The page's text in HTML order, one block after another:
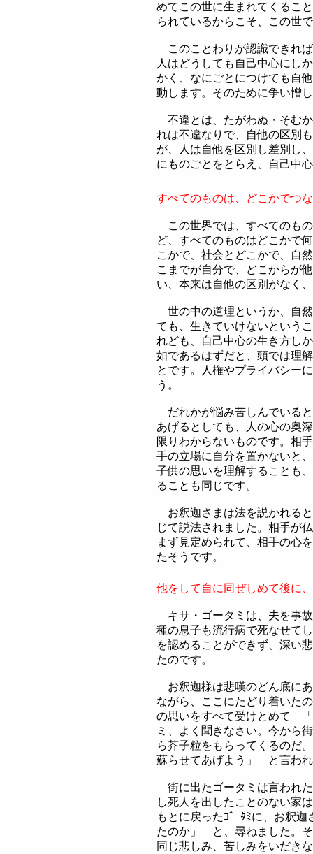
めてこの世に生まれてくるこ
られているからこそ、この世
このことわりが認識できれ
人はどうしても自己中心にし
かく、なにごとにつけても自
動します。そのために争い憎
不違とは、たがわぬ・そむ
れは不違なりで、自他の区別
が、人は自他を区別し差別し
にものごとをとらえ、自己中
すべてのものは、どこかでつ
この世界では、すべてのも
ど、すべてのものはどこかで
こかで、社会とどこかで、自
こまでが自分で、どこからが
い、本来は自他の区別がなく
世の中の道理というか、自
ても、生きていけないという
れども、自己中心の生き方し
如であるはずだと、頭では理
とです。人権やプライバシー
う。
だれかが悩み苦しんでいる
あげるとしても、人の心の奥
限りわからないものです。相
手の立場に自分を置かないと
子供の思いを理解することも
ることも同じです。
お釈迦さまは法を説かれる
じて説法されました。相手が
まず見定められて、相手の心
たそうです。
他をして自に同ぜしめて後に
キサ・ゴータミは、夫を事
種の息子も流行病で死なせて
を認めることができず、深い
たのです。
お釈迦様は悲嘆のどん底に
ながら、ここにたどり着いた
の思いをすべて受けとめて
ミ、よく聞きなさい。今から
ら芥子粒をもらってくるのだ
蘇らせてあげよう」 と言わ
街に出たゴータミは言われ
し死人を出したことのない家
もとに戻ったｺﾞｰﾀﾐに、お釈
たのか」 と、尋ねました。
同じ悲しみ、苦しみをいだき